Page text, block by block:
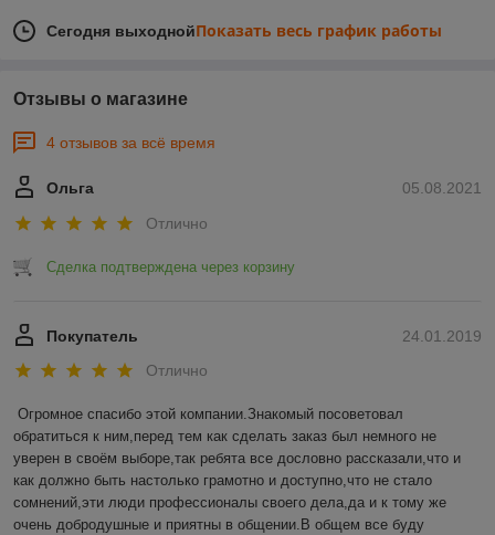
Сегодня выходнойПоказать весь график работы
Отзывы о магазине
4 отзывов за всё время
05.08.2021
Ольга
Отлично
Сделка подтверждена через корзину
24.01.2019
Покупатель
Отлично
Огромное спасибо этой компании.Знакомый посоветовал
обратиться к ним,перед тем как сделать заказ был немного не
уверен в своём выборе,так ребята все дословно рассказали,что и
как должно быть настолько грамотно и доступно,что не стало
сомнений,эти люди профессионалы своего дела,да и к тому же
очень добродушные и приятны в общении.В общем все буду